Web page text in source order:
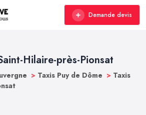
Demande devis
Hilaire-près-Pionsat
> Taxis Puy de Dôme > Taxis